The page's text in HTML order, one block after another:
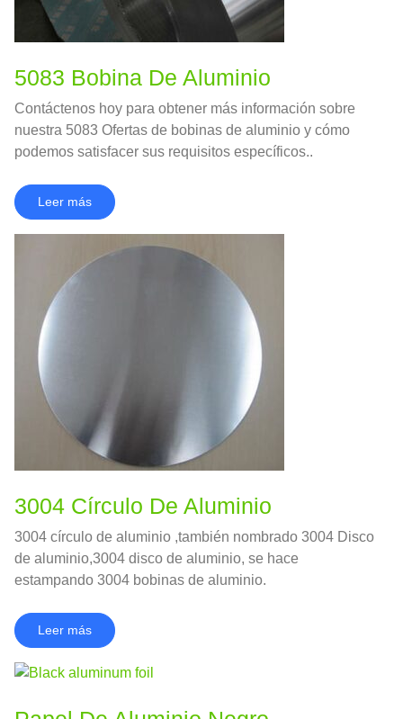
5083 Bobina De Aluminio
Contáctenos hoy para obtener más información sobre
nuestra 5083 Ofertas de bobinas de aluminio y cómo
podemos satisfacer sus requisitos específicos..
Leer más
3004 Círculo De Aluminio
3004 círculo de aluminio ,también nombrado 3004 Disco
de aluminio,3004 disco de aluminio, se hace
estampando 3004 bobinas de aluminio.
Leer más